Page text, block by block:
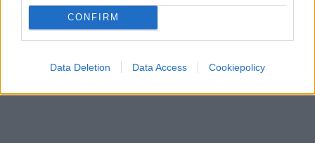
CONFIRM
Data Deletion Data Access Cookiepolicy